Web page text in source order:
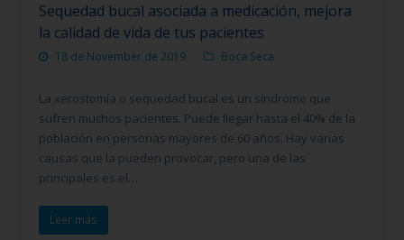
Sequedad bucal asociada a medicación, mejora
la calidad de vida de tus pacientes
18 de November de 2019 Boca Seca
La xerostomía o sequedad bucal es un síndrome que
sufren muchos pacientes. Puede llegar hasta el 40% de la
población en personas mayores de 60 años. Hay varias
causas que la pueden provocar, pero una de las
principales es el…
Leer más